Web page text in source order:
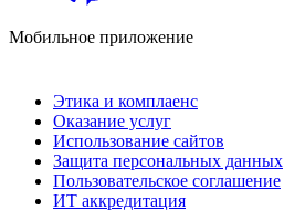
Мобильное приложение
Этика и комплаенс
Оказание услуг
Использование сайтов
Защита персональных данных
Пользовательское соглашение
ИТ аккредитация